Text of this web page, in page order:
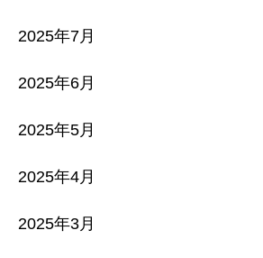
2025年7月
2025年6月
2025年5月
2025年4月
2025年3月